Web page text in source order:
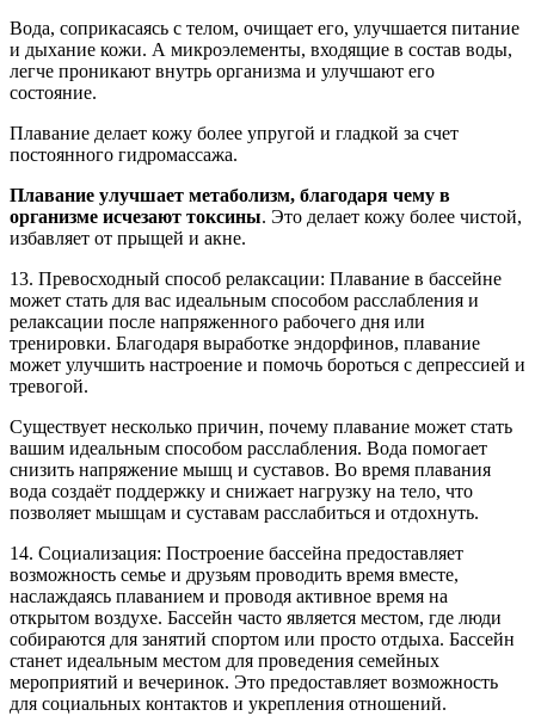
Вода, соприкасаясь с телом, очищает его, улучшается питание
и дыхание кожи. А микроэлементы, входящие в состав воды,
легче проникают внутрь организма и улучшают его
состояние.
Плавание делает кожу более упругой и гладкой за счет
постоянного гидромассажа.
Плавание улучшает метаболизм, благодаря чему в
организме исчезают токсины. Это делает кожу более чистой,
избавляет от прыщей и акне.
13. Превосходный способ релаксации: Плавание в бассейне
может стать для вас идеальным способом расслабления и
релаксации после напряженного рабочего дня или
тренировки. Благодаря выработке эндорфинов, плавание
может улучшить настроение и помочь бороться с депрессией и
тревогой.
Существует несколько причин, почему плавание может стать
вашим идеальным способом расслабления. Вода помогает
снизить напряжение мышц и суставов. Во время плавания
вода создаёт поддержку и снижает нагрузку на тело, что
позволяет мышцам и суставам расслабиться и отдохнуть.
14. Социализация: Построение бассейна предоставляет
возможность семье и друзьям проводить время вместе,
наслаждаясь плаванием и проводя активное время на
открытом воздухе. Бассейн часто является местом, где люди
собираются для занятий спортом или просто отдыха. Бассейн
станет идеальным местом для проведения семейных
мероприятий и вечеринок. Это предоставляет возможность
для социальных контактов и укрепления отношений.